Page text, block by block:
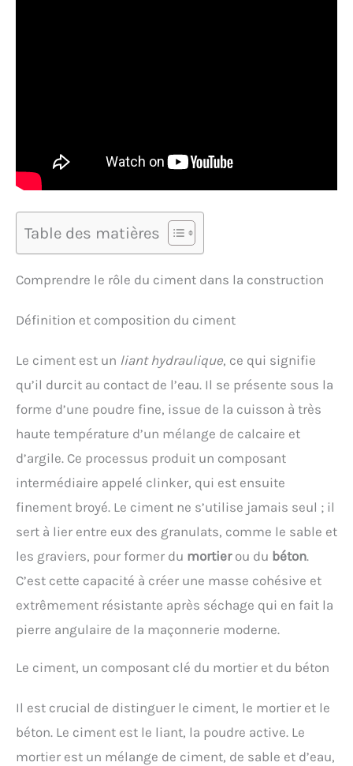
Table des matières
Comprendre le rôle du ciment dans la construction
Définition et composition du ciment
Le ciment est un liant hydraulique, ce qui signifie
qu’il durcit au contact de l’eau. Il se présente sous la
forme d’une poudre fine, issue de la cuisson à très
haute température d’un mélange de calcaire et
d’argile. Ce processus produit un composant
intermédiaire appelé clinker, qui est ensuite
finement broyé. Le ciment ne s’utilise jamais seul ; il
sert à lier entre eux des granulats, comme le sable et
les graviers, pour former du mortierou du béton.
C’est cette capacité à créer une masse cohésive et
extrêmement résistante après séchage qui en fait la
pierre angulaire de la maçonnerie moderne.
Le ciment, un composant clé du mortier et du béton
Il est crucial de distinguer le ciment, le mortier et le
béton. Le ciment est le liant, la poudre active. Le
mortier est un mélange de ciment, de sable et d’eau,